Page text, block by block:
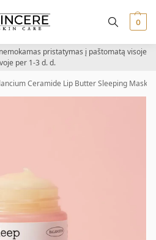
0
pristatymas į paštomatą visoje
per 1-3 d. d.
Ceramide Lip Butter Sleeping Mask